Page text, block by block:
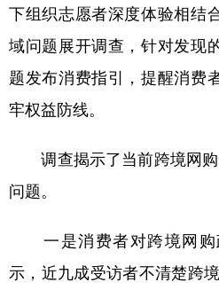
科技 科创
文化 书画
食品 人居
学术中国
城市 旅游
彩票 娱乐
下组织志愿者深度体验相结
域问题展开调查，针对发现
题发布消费指引，提醒消费
牢权益防线。
调查揭示了当前跨境网购
问题。
一是消费者对跨境网购
示，近九成受访者不清楚跨